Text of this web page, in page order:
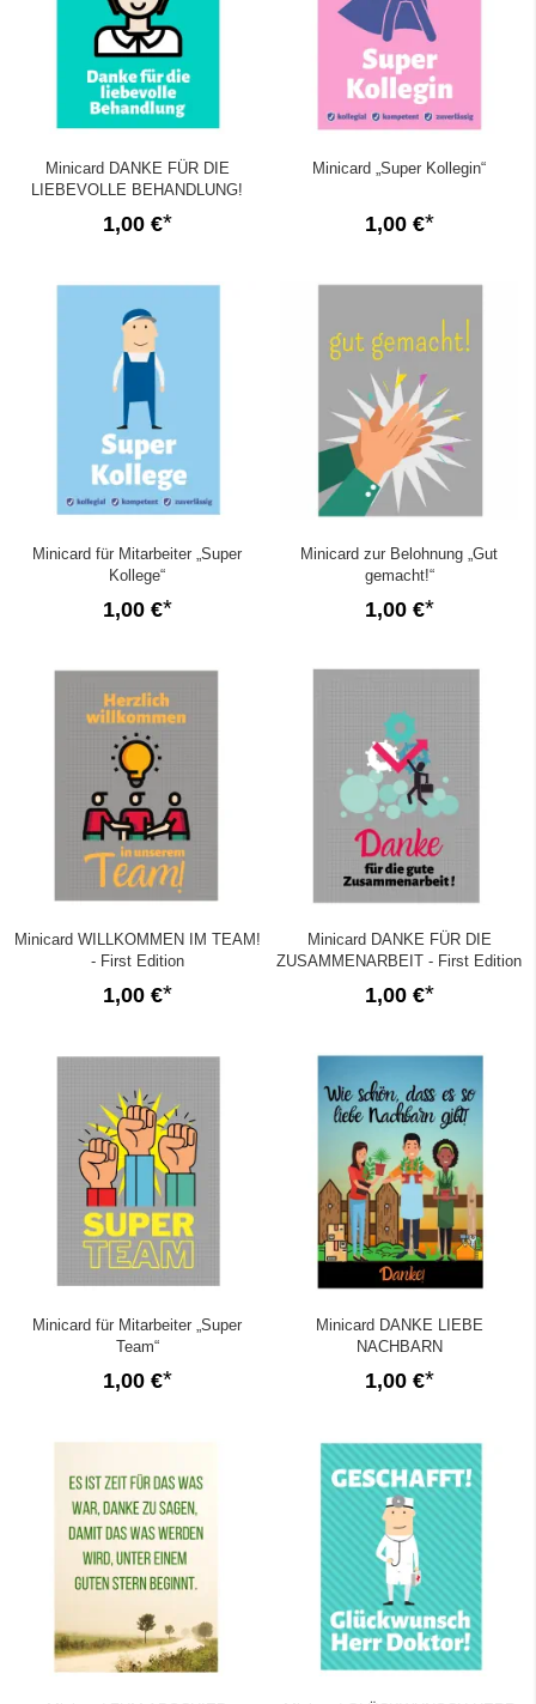
Minicard DANKE FÜR DIE
LIEBEVOLLE BEHANDLUNG!
1,00 €
Minicard „Super Kollegin“
1,00 €
Minicard für Mitarbeiter „Super
Kollege“
1,00 €
Minicard zur Belohnung „Gut
gemacht!“
1,00 €
Minicard WILLKOMMEN IM TEAM!
- First Edition
1,00 €
Minicard DANKE FÜR DIE
ZUSAMMENARBEIT - First Edition
1,00 €
Minicard für Mitarbeiter „Super
Team“
1,00 €
Minicard DANKE LIEBE
NACHBARN
1,00 €